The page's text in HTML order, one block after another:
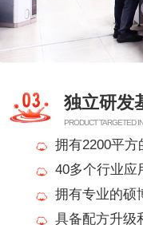
独立研发
PRODUCT TARGETED
拥有2200平
40多个行业应
拥有专业的硕
具备配方升级